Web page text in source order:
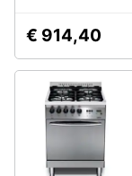
€ 914,40